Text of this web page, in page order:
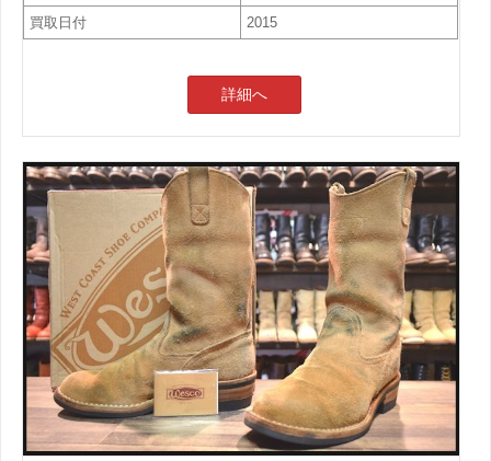
買取日付
2015
詳細へ